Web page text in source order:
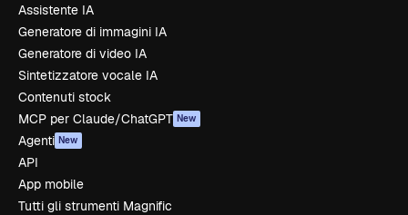
Assistente IA
Generatore di immagini IA
Generatore di video IA
Sintetizzatore vocale IA
Contenuti stock
MCP per Claude/ChatGPT New
Agenti New
API
App mobile
Tutti gli strumenti Magnific